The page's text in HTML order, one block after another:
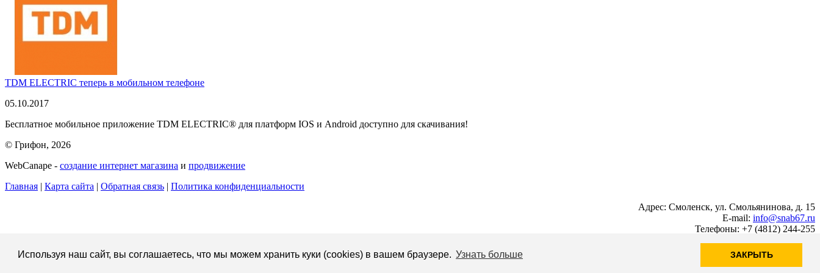
Используя наш сайт, вы соглашаетесь, что мы можем хранить куки (cookies) в вашем браузере. Узнать больше ЗАКРЫТЬ
TDM ELECTRIC теперь в мобильном телефоне
05.10.2017
Бесплатное мобильное приложение TDM ELECTRIC® для платформ IOS и Android доступно для скачивания!
© Грифон, 2026
WebCanape - создание интернет магазина и продвижение
Главная | Карта сайта | Обратная связь | Политика конфиденциальности
Адрес: Смоленск, ул. Смольянинова, д. 15
E-mail: info@snab67.ru
Телефоны: +7 (4812) 244-255